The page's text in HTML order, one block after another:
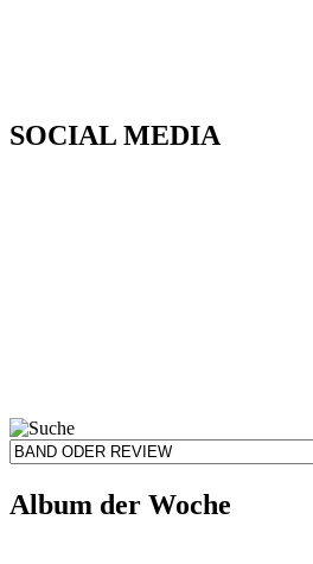
SOCIAL MEDIA
Album der Woche